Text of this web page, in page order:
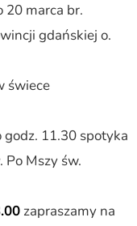
20 marca br.
gdańskiej o.
świece
godz. 11.30 spotyka
Po Mszy św.
zapraszamy na